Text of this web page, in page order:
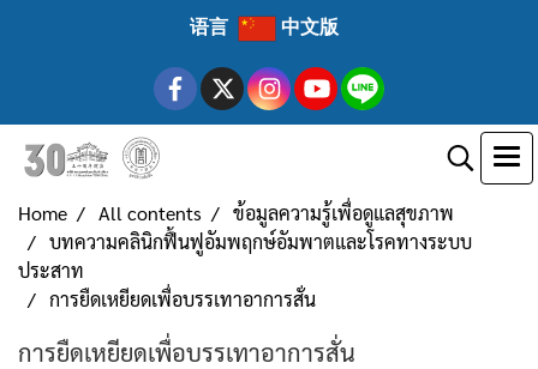
语言 中文版
Home All contents
ข้อมูลความรู้เพื่อดูแลสุขภาพ
บทความคลินิกฟื้นฟูอัมพฤกษ์อัมพาตและโรคทางระบบ
ประสาท
การยืดเหยียดเพื่อบรรเทาอาการสั่น
การยืดเหยียดเพื่อบรรเทาอาการสั่น